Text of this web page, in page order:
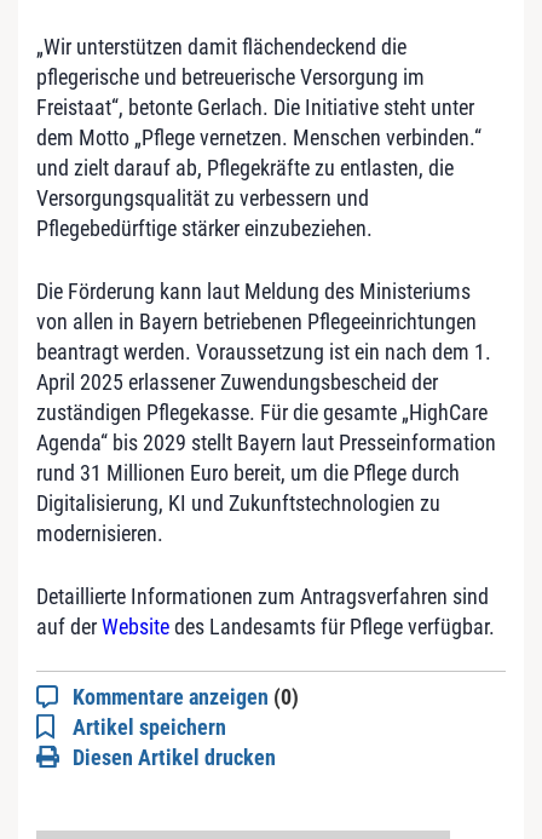
„Wir unterstützen damit flächendeckend die
pflegerische und betreuerische Versorgung im
Freistaat“, betonte Gerlach. Die Initiative steht unter
dem Motto „Pflege vernetzen. Menschen verbinden.“
und zielt darauf ab, Pflegekräfte zu entlasten, die
Versorgungsqualität zu verbessern und
Pflegebedürftige stärker einzubeziehen.
Die Förderung kann laut Meldung des Ministeriums
von allen in Bayern betriebenen Pflegeeinrichtungen
beantragt werden. Voraussetzung ist ein nach dem 1.
April 2025 erlassener Zuwendungsbescheid der
zuständigen Pflegekasse. Für die gesamte „HighCare
Agenda“ bis 2029 stellt Bayern laut Presseinformation
rund 31 Millionen Euro bereit, um die Pflege durch
Digitalisierung, KI und Zukunftstechnologien zu
modernisieren.
Detaillierte Informationen zum Antragsverfahren sind
auf derWebsitedes Landesamts für Pflege verfügbar.
Kommentare anzeigen (0)
Artikel speichern
Diesen Artikel drucken